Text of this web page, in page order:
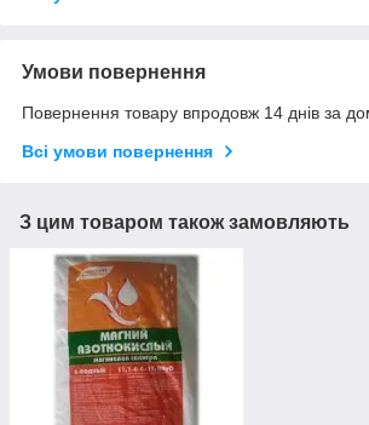
Умови повернення
Повернення товару впродовж 14 днів за
Всі умови повернення
З цим товаром також замовляють